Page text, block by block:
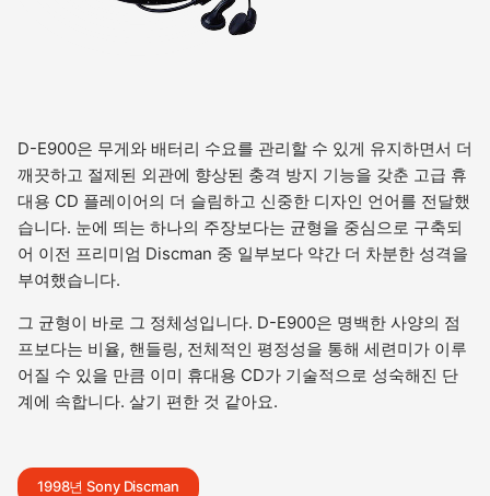
D-E900은 무게와 배터리 수요를 관리할 수 있게 유지하면서 더
깨끗하고 절제된 외관에 향상된 충격 방지 기능을 갖춘 고급 휴
대용 CD 플레이어의 더 슬림하고 신중한 디자인 언어를 전달했
습니다. 눈에 띄는 하나의 주장보다는 균형을 중심으로 구축되
어 이전 프리미엄 Discman 중 일부보다 약간 더 차분한 성격을
부여했습니다.
그 균형이 바로 그 정체성입니다. D-E900은 명백한 사양의 점
프보다는 비율, 핸들링, 전체적인 평정성을 통해 세련미가 이루
어질 수 있을 만큼 이미 휴대용 CD가 기술적으로 성숙해진 단
계에 속합니다. 살기 편한 것 같아요.
1998년 Sony Discman